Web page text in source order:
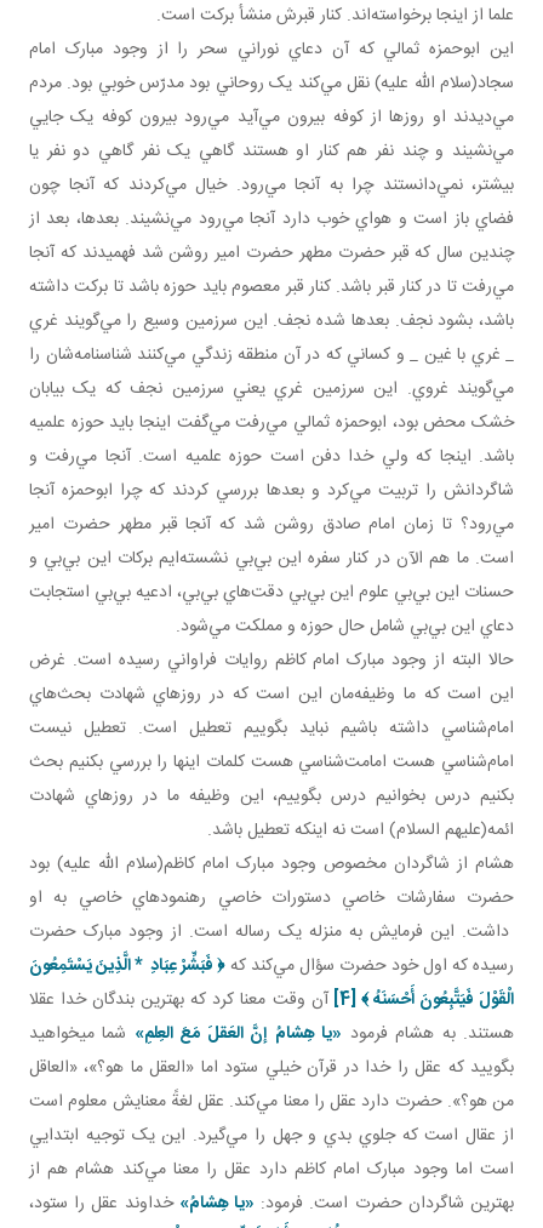
علما از اينجا برخواسته‌اند. کنار قبرش منشأ برکت است.
اين ابوحمزه ثمالي که آن دعاي نوراني سحر را از وجود مبارک امام
سجاد(سلام الله عليه) نقل مي‌کند يک روحاني بود مدرّس خوبي بود. مردم
مي‌ديدند او روزها از کوفه بيرون مي‌آيد مي‌رود بيرون کوفه يک جايي
مي‌نشيند و چند نفر هم کنار او هستند گاهي يک نفر گاهي دو نفر يا
بيشتر، نمي‌دانستند چرا به آنجا مي‌رود. خيال مي‌کردند که آنجا چون
فضاي باز است و هواي خوب دارد آنجا مي‌رود مي‌نشيند. بعدها، بعد از
چندين سال که قبر حضرت مطهر حضرت امير روشن شد فهميدند که آنجا
مي‌رفت تا در کنار قبر باشد. کنار قبر معصوم بايد حوزه باشد تا برکت داشته
باشد، بشود نجف. بعدها شده نجف. اين سرزمين وسيع را مي‌گويند غري
_ غري با غين _ و کساني که در آن منطقه زندگي مي‌کنند شناسنامه‌شان را
مي‌گويند غروي. اين سرزمين غري يعني سرزمين نجف که يک بيابان
خشک محض بود، ابوحمزه ثمالي مي‌رفت مي‌گفت اينجا بايد حوزه علميه
باشد. اينجا که ولي خدا دفن است حوزه علميه است. آنجا مي‌رفت و
شاگردانش را تربيت مي‌کرد و بعدها بررسي کردند که چرا ابوحمزه آنجا
مي‌رود؟ تا زمان امام صادق روشن شد که آنجا قبر مطهر حضرت امير
است. ما هم الآن در کنار سفره اين بي‌بي نشسته‌ايم برکات اين بي‌بي و
حسنات اين بي‌بي علوم اين بي‌بي دقت‌هاي بي‌بي، ادعيه بي‌بي استجابت
دعاي اين بي‌بي شامل حال حوزه و مملکت مي‌شود.
حالا البته از وجود مبارک امام کاظم روايات فراواني رسيده است. غرض
اين است که ما وظيفه‌مان اين است که در روزهاي شهادت بحث‌هاي
امام‌شناسي داشته باشيم نبايد بگوييم تعطيل است. تعطيل نيست
امام‌شناسي هست امامت‌شناسي هست کلمات اينها را بررسي بکنيم بحث
بکنيم درس بخوانيم درس بگوييم، اين وظيفه ما در روزهاي شهادت
ائمه(عليهم السلام) است نه اينکه تعطيل باشد.
هشام از شاگردان مخصوص وجود مبارک امام کاظم‌(سلام الله عليه) بود
حضرت سفارشات خاصي دستورات خاصي رهنمودهاي خاصي به او
داشت. اين فرمايش به منزله يک رساله است. از وجود مبارک حضرت
رسيده که اول خود حضرت سؤال مي‌کند که﴿فَبَشِّرْ عِبَادِ *الَّذِينَ يَسْتَمِعُونَ
الْقَوْلَ فَيَتَّبِعُونَ أَحْسَنَهُ﴾[4]
آن وقت معنا کرد که بهترين بندگان خدا عقلا
هستند. به هشام فرمود «يا هِشامُ إنَّ العَقلَ مَعَ العِلمِ» شما می­خواهيد
بگوييد که عقل را خدا در قرآن خيلي ستود اما «العقل ما هو؟»، «العاقل
من هو؟». حضرت دارد عقل را معنا مي‌کند. عقل لغةً معنايش معلوم است
از عقال است که جلوي بدي و جهل را مي‌گيرد. اين يک توجيه ابتدايي
است اما وجود مبارک امام کاظم دارد عقل را معنا مي‌کند هشام هم از
بهترين شاگردان حضرت است. فرمود: «يا هِشامُ» خداوند عقل را ستود،